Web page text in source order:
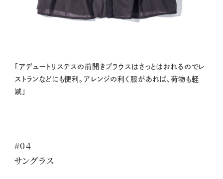
「アデュートリステスの前開きブラウスはさっとはおれるのでレ
ストランなどにも便利。アレンジの利く服があれば、荷物も軽
減」
#04
サングラス